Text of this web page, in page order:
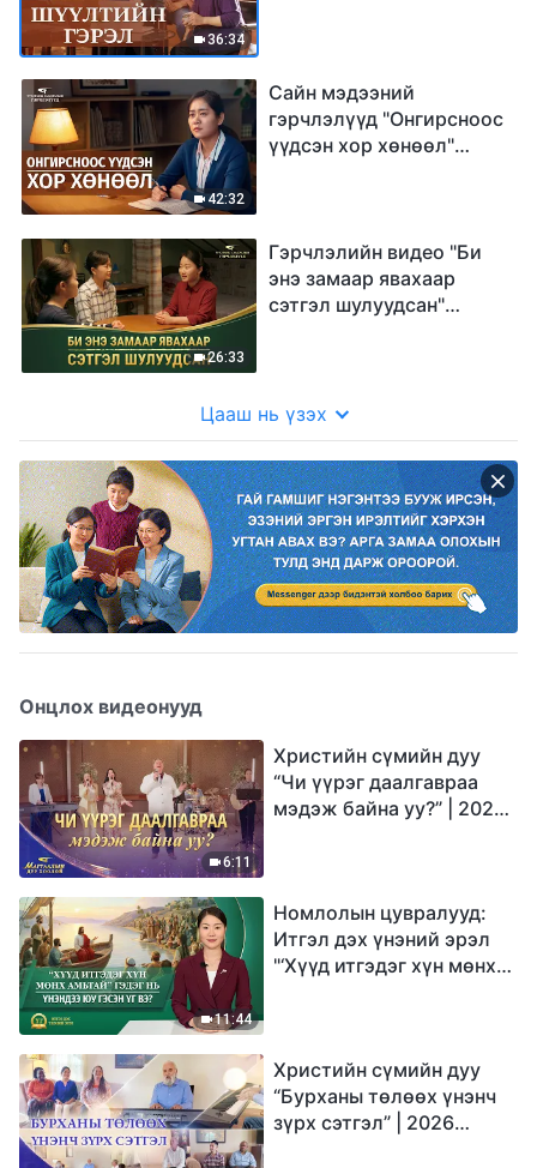
36:34
42:32
Сайн мэдээний
гэрчлэлүүд "Онгирсноос
үүдсэн хор хөнөөл"
26:33
Гэрчлэлийн видео "Би
энэ замаар явахаар
сэтгэл шулуудсан"
Цааш нь үзэх
Онцлох видеонууд
6:11
Христийн сүмийн дуу
“Чи үүрэг даалгавраа
мэдэж байна уу?” | 2026
11:44
Номлолын цувралууд:
Итгэл дэх үнэний эрэл
"‘Хүүд итгэдэг хүн мөнх
Христийн сүмийн дуу
“Бурханы төлөөх үнэнч
зүрх сэтгэл” | 2026